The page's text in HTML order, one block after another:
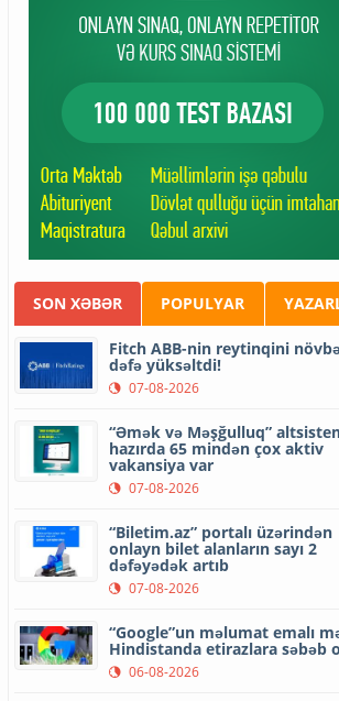
SON XƏBƏR POPULYAR
Fitch ABB-nin reytinqini
dəfə yüksəltdi!
07-08-2026
“Əmək və Məşğulluq”
hazırda 65 mindən çox aktiv
vakansiya var
07-08-2026
“Biletim.az” portalı üzərindən
onlayn bilet alanların sayı 2
dəfəyədək artıb
07-08-2026
“Google”un məlumat emalı
Hindistanda etirazlara səbəb
06-08-2026